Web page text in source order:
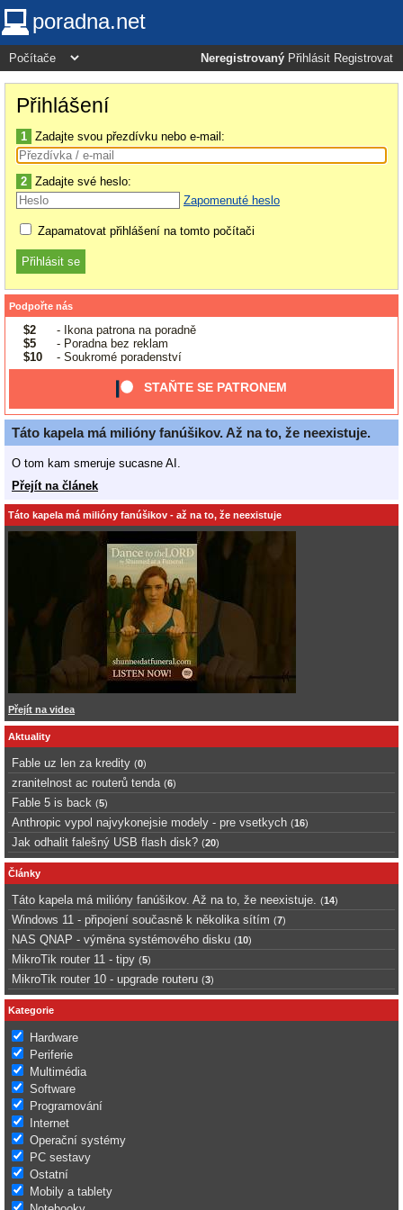
poradna.net
Neregistrovaný Přihlásit Registrovat
Přihlášení
1 Zadajte svou přezdívku nebo e-mail:
2 Zadajte své heslo:
Zapomenuté heslo
Zapamatovat přihlášení na tomto počítači
Podpořte nás
$2
- Ikona patrona na poradně
$5
- Poradna bez reklam
$10
- Soukromé poradenství
STAŇTE SE PATRONEM
Táto kapela má milióny fanúšikov. Až na to, že neexistuje.
O tom kam smeruje sucasne AI.
Přejít na článek
Táto kapela má milióny fanúšikov - až na to, že neexistuje
Přejít na videa
Aktuality
Fable uz len za kredity (0)
zranitelnost ac routerů tenda (6)
Fable 5 is back (5)
Anthropic vypol najvykonejsie modely - pre vsetkych (16)
Jak odhalit falešný USB flash disk? (20)
Články
Táto kapela má milióny fanúšikov. Až na to, že neexistuje. (14)
Windows 11 - připojení současně k několika sítím (7)
NAS QNAP - výměna systémového disku (10)
MikroTik router 11 - tipy (5)
MikroTik router 10 - upgrade routeru (3)
Kategorie
Hardware
Periferie
Multimédia
Software
Programování
Internet
Operační systémy
PC sestavy
Ostatní
Mobily a tablety